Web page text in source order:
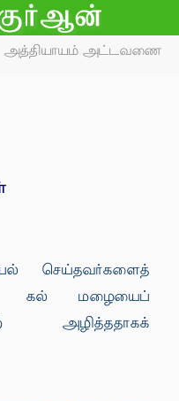
அத்தியாயம் அட்டவணை
செய்தவர்களைத்
கல் மழையைப்
அழித்ததாகக்